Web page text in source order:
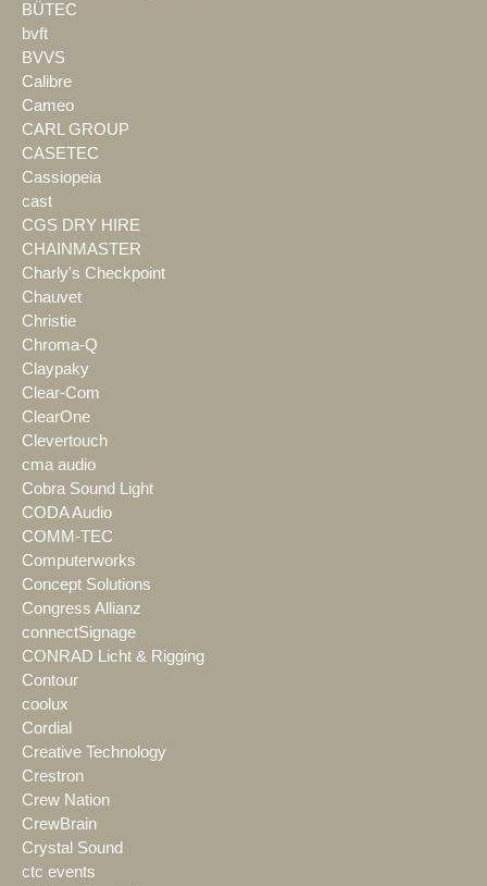
BÜTEC
bvft
BVVS
Calibre
Cameo
CARL GROUP
CASETEC
Cassiopeia
cast
CGS DRY HIRE
CHAINMASTER
Charly's Checkpoint
Chauvet
Christie
Chroma-Q
Claypaky
Clear-Com
ClearOne
Clevertouch
cma audio
Cobra Sound Light
CODA Audio
COMM-TEC
Computerworks
Concept Solutions
Congress Allianz
connectSignage
CONRAD Licht & Rigging
Contour
coolux
Cordial
Creative Technology
Crestron
Crew Nation
CrewBrain
Crystal Sound
ctc events